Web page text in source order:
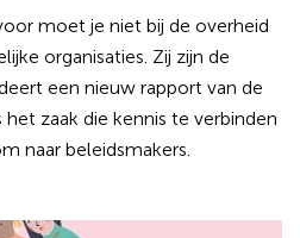
moet je niet bij de overheid
organisaties. Zij zijn de
een nieuw rapport van de
zaak die kennis te verbinden
naar beleidsmakers.